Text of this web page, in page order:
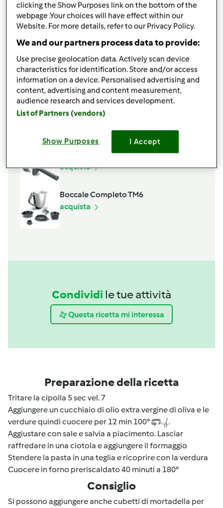
300grammiasparagi,a rondelle
100grammipatate,a tocchetti
1cipolla
parmigiano qb
salvia q.b.
1cucchiaio olio evo
Aggiungi alla lista della spesa
Accessori che ti serviranno
acquista
Boccale Completo TM6
acquista
Condividi le tue attività
Questa ricetta mi interessa
Preparazione della ricetta
Tritare la cipolla 5 sec vel. 7
Aggiungere un cucchiaio di olio extra vergine di oliva e le
verdure quindi cuocere per 12 min 100°
Aggiustare con sale e salvia a piacimento. Lasciar
raffredare in una ciotola e aggiungere il formaggio
Stendere la pasta in una teglia e ricoprire con la verdura
Cuocere in forno preriscaldato 40 minuti a 180°
Consiglio
Si possono aggiungere anche cubetti di mortadella per
clicking the Show Purposes link on the bottom of the
webpage .Your choices will have effect within our
Website. For more details, refer to our Privacy Policy.
We and our partners process data to provide:
Use precise geolocation data. Actively scan device
characteristics for identification. Store and/or access
information on a device. Personalised advertising and
content, advertising and content measurement,
audience research and services development.
List of Partners (vendors)
Show Purposes I Accept